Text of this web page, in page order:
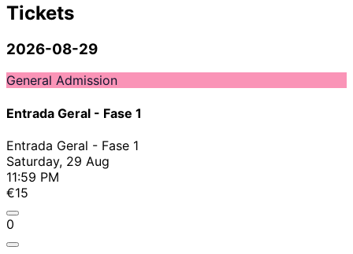
Tickets
2026-08-29
General Admission
Entrada Geral - Fase 1
Entrada Geral - Fase 1
Saturday, 29 Aug
11:59 PM
€15
0